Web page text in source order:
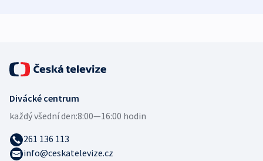
Divácké centrum
každý všední den:8:00—16:00 hodin
261 136 113
info@ceskatelevize.cz